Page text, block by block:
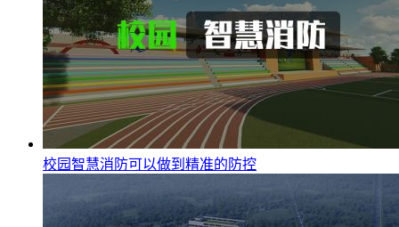
校园智慧消防可以做到精准的防控